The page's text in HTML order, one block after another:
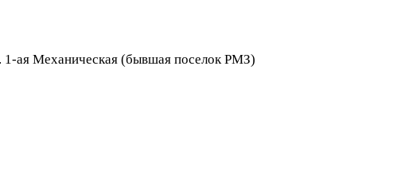
1-ая Механическая (бывшая поселок РМЗ)